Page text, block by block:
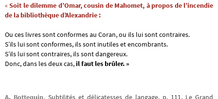
«Soit le dilemme d’Omar, cousin de Mahomet, à propos de l’incendie
de la bibliothèque d’Alexandrie :
Ou ces livres sont conformes au Coran, ou ils lui sont contraires.
S’ils lui sont conformes, ils sont inutiles et encombrants.
S’ils lui sont contraires, ils sont dangereux.
Donc, dans les deux cas,il faut les brûler. »
A. Bottequin, Subtilités et délicatesses de langage, p. 111. Le Grand